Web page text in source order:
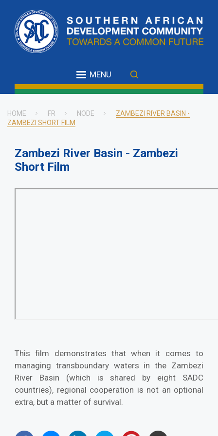
main
content
MENU
Breadcrumb
HOME FR NODE
ZAMBEZI RIVER BASIN -
ZAMBEZI SHORT FILM
Zambezi River Basin - Zambezi
Short Film
This film demonstrates that when it comes to
managing transboundary waters in the Zambezi
River Basin (which is shared by eight SADC
countries), regional cooperation is not an optional
extra, but a matter of survival.